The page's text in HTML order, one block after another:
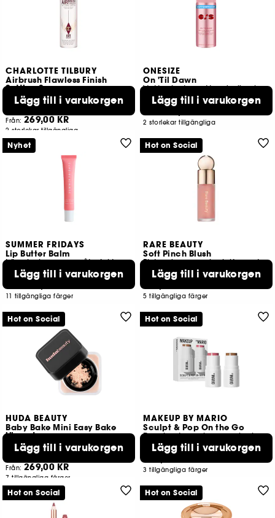
CHARLOTTE TILBURY
Airbrush Flawless Finish
Setting Spray
Fixeringsspray för makeup
Från: 269,00 KR
2 storlekar tillgängliga
Lägg till i varukorgen
ONESIZE
On 'Til Dawn
Vattenfast, mattande fixeringssprej
2906
2 storlekar tillgängliga
Lägg till i varukorgen
SUMMER FRIDAYS
Lip Butter Balm
Läppbalsam som återfuktar och vårdar
4030
11 tillgängliga färger
Lägg till i varukorgen
Nyhet
RARE BEAUTY
Soft Pinch Blush
Flytande rouge i miniformat
482
199,00 KR
5 tillgängliga färger
Lägg till i varukorgen
Hot on Social
HUDA BEAUTY
Baby Bake Mini Easy Bake
löspuder
Mini Easy Bake löspuder
Från: 269,00 KR
7 tillgängliga färger
Lägg till i varukorgen
Hot on Social
MAKEUP BY MARIO
Sculpt & Pop On the Go
Duo kontur och rouge i miniformat
12
409,00 KR
3 tillgängliga färger
Lägg till i varukorgen
Hot on Social
Hot on Social Hot on Social